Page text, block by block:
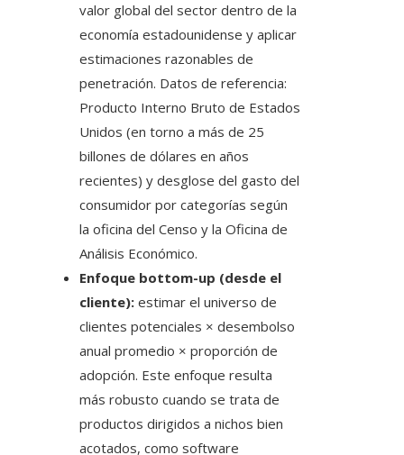
valor global del sector dentro de la
economía estadounidense y aplicar
estimaciones razonables de
penetración. Datos de referencia:
Producto Interno Bruto de Estados
Unidos (en torno a más de 25
billones de dólares en años
recientes) y desglose del gasto del
consumidor por categorías según
la oficina del Censo y la Oficina de
Análisis Económico.
Enfoque bottom-up (desde el
cliente): estimar el universo de
clientes potenciales × desembolso
anual promedio × proporción de
adopción. Este enfoque resulta
más robusto cuando se trata de
productos dirigidos a nichos bien
acotados, como software